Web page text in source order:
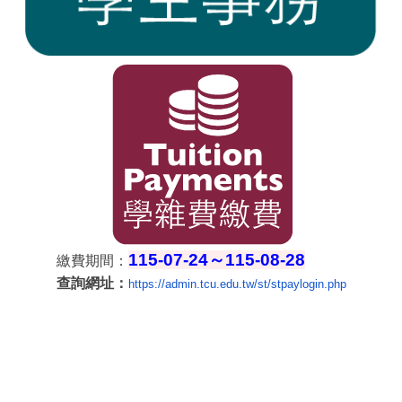
繳費期間： 115-07-24～115-08-28
查詢網址： https://admin.tcu.edu.tw/st/stpaylogin.php